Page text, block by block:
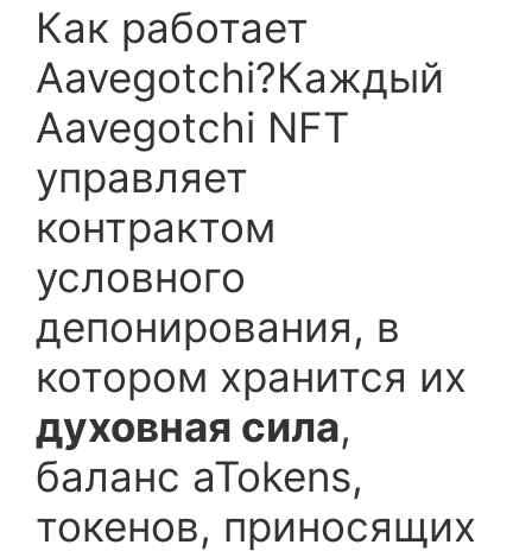
Как работает
Aavegotchi?Каждый
Aavegotchi NFT
управляет
контрактом
условного
депонирования, в
котором хранится их
духовная сила,
баланс aTokens,
токенов, приносящих